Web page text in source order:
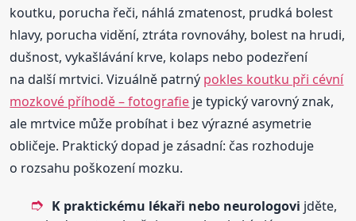
koutku, porucha řeči, náhlá zmatenost, prudká bolest
hlavy, porucha vidění, ztráta rovnováhy, bolest na hrudi,
dušnost, vykašlávání krve, kolaps nebo podezření
na další mrtvici. Vizuálně patrný pokles koutku při cévní
mozkové příhodě – fotografie je typický varovný znak,
ale mrtvice může probíhat i bez výrazné asymetrie
obličeje. Praktický dopad je zásadní: čas rozhoduje
o rozsahu poškození mozku.
K praktickému lékaři nebo neurologovi jděte,